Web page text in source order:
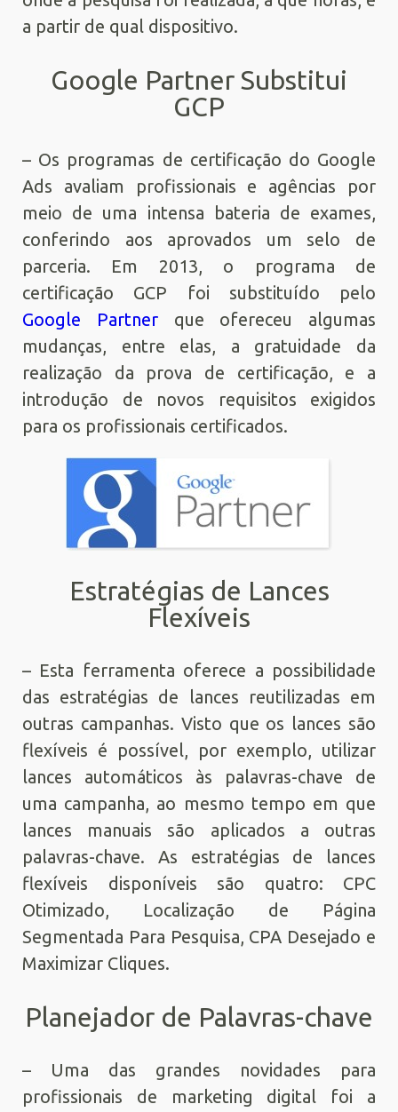
a partir de qual dispositivo.
Google Partner Substitui
GCP
– Os programas de certificação do Google
Ads avaliam profissionais e agências por
meio de uma intensa bateria de exames,
conferindo aos aprovados um selo de
parceria. Em 2013, o programa de
certificação GCP foi substituído pelo
Google Partnerque ofereceu algumas
mudanças, entre elas, a gratuidade da
realização da prova de certificação, e a
introdução de novos requisitos exigidos
para os profissionais certificados.
Estratégias de Lances
Flexíveis
– Esta ferramenta oferece a possibilidade
das estratégias de lances reutilizadas em
outras campanhas. Visto que os lances são
flexíveis é possível, por exemplo, utilizar
lances automáticos às palavras-chave de
uma campanha, ao mesmo tempo em que
lances manuais são aplicados a outras
palavras-chave. As estratégias de lances
flexíveis disponíveis são quatro: CPC
Otimizado, Localização de Página
Segmentada Para Pesquisa, CPA Desejado e
Maximizar Cliques.
Planejador de Palavras-chave
– Uma das grandes novidades para
profissionais de marketing digital foi a